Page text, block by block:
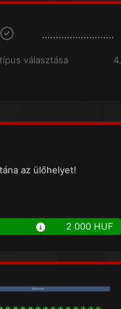
választása
az ülőhelyet!
2 000 HUF
V á s z o n